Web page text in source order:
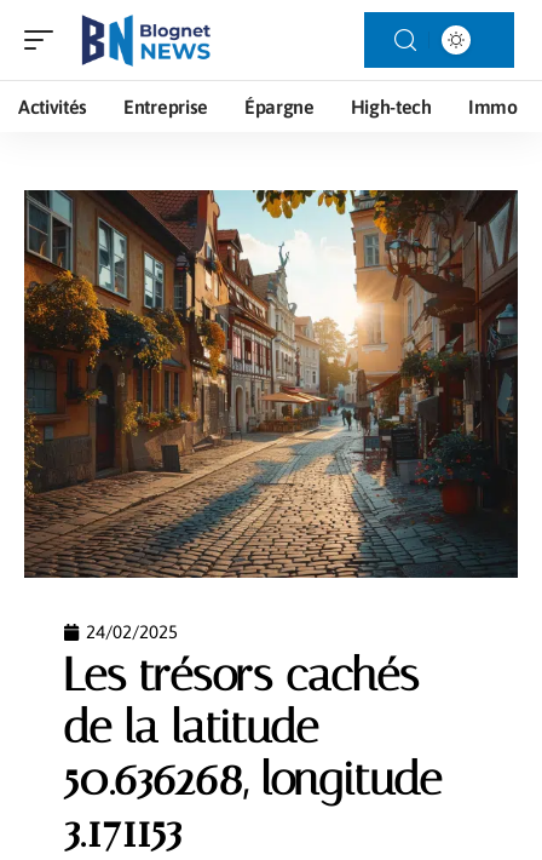
Activités Entreprise Épargne High-tech Immo
24/02/2025
Les trésors cachés
de la latitude
50.636268, longitude
3.171153